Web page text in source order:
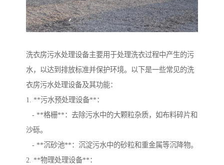
洗衣房污水处理设备主要用于处理洗衣过程中产生的污
水，以达到排放标准并保护环境。以下是一些常见的洗
衣房污水处理设备及其功能：
1. **污水预处理设备**：
- **格栅**：去除污水中的大颗粒杂质，如布料碎片和
沙砾。
- **沉砂池**：沉淀污水中的砂粒和重金属等沉降物。
2. **物理处理设备**：